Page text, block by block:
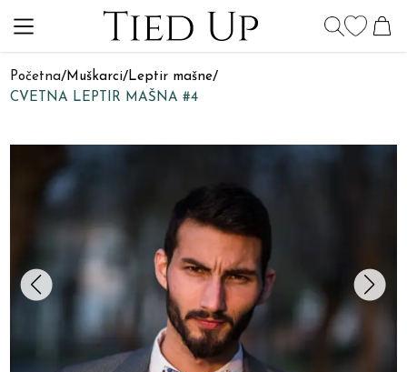
Početna/Muškarci/Leptir mašne/
CVETNA LEPTIR MAŠNA #4